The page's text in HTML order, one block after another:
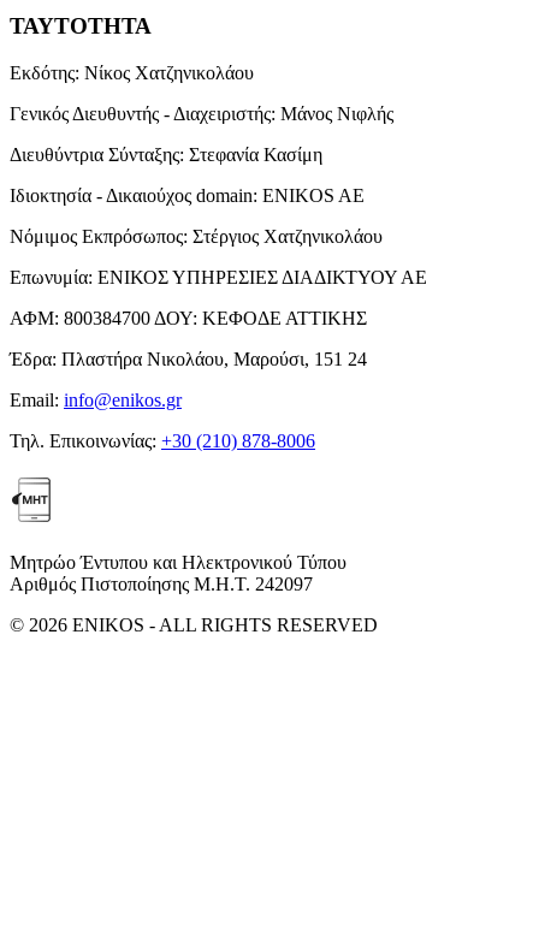
ΤΑΥΤΟΤΗΤΑ
Εκδότης: Νίκος Χατζηνικολάου
Γενικός Διευθυντής - Διαχειριστής: Μάνος Νιφλής
Διευθύντρια Σύνταξης: Στεφανία Κασίμη
Ιδιοκτησία - Δικαιούχος domain: ENIKOS AE
Νόμιμος Εκπρόσωπος: Στέργιος Χατζηνικολάου
Επωνυμία: ΕΝΙΚΟΣ ΥΠΗΡΕΣΙΕΣ ΔΙΑΔΙΚΤΥΟΥ ΑΕ
ΑΦΜ: 800384700 ΔΟΥ: ΚΕΦΟΔΕ ΑΤΤΙΚΗΣ
Έδρα: Πλαστήρα Νικολάου, Μαρούσι, 151 24
Email: info@enikos.gr
Τηλ. Επικοινωνίας: +30 (210) 878-8006
Μητρώο Έντυπου και Ηλεκτρονικού Τύπου
Αριθμός Πιστοποίησης Μ.Η.Τ. 242097
© 2026 ENIKOS - ALL RIGHTS RESERVED